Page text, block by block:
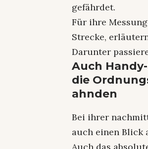
gefährdet.
Für ihre
Strecke,
Darunter
Auch
die
ahnden
Bei ihrer
auch einen Blick
Auch das